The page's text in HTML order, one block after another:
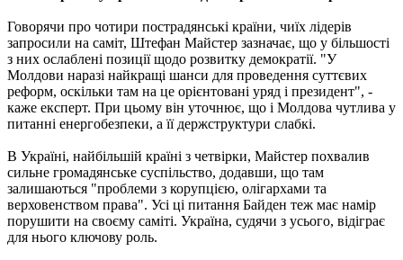
Говорячи про чотири пострадянські країни, чиїх лідерів
запросили на саміт, Штефан Майстер зазначає, що у більшості
з них ослаблені позиції щодо розвитку демократії. "У
Молдови наразі найкращі шанси для проведення суттєвих
реформ, оскільки там на це орієнтовані уряд і президент", -
каже експерт. При цьому він уточнює, що і Молдова чутлива у
питанні енергобезпеки, а її держструктури слабкі.
В Україні, найбільшій країні з четвірки, Майстер похвалив
сильне громадянське суспільство, додавши, що там
залишаються "проблеми з корупцією, олігархами та
верховенством права". Усі ці питання Байден теж має намір
порушити на своєму саміті. Україна, судячи з усього, відіграє
для нього ключову роль.